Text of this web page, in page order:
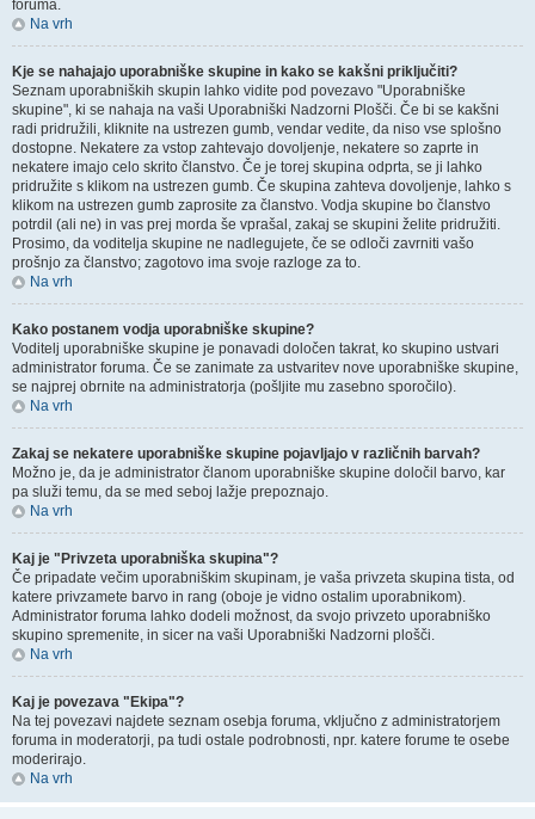
foruma.
Na vrh
Kje se nahajajo uporabniške skupine in kako se kakšni priključiti?
Seznam uporabniških skupin lahko vidite pod povezavo "Uporabniške
skupine", ki se nahaja na vaši Uporabniški Nadzorni Plošči. Če bi se kakšni
radi pridružili, kliknite na ustrezen gumb, vendar vedite, da niso vse splošno
dostopne. Nekatere za vstop zahtevajo dovoljenje, nekatere so zaprte in
nekatere imajo celo skrito članstvo. Če je torej skupina odprta, se ji lahko
pridružite s klikom na ustrezen gumb. Če skupina zahteva dovoljenje, lahko s
klikom na ustrezen gumb zaprosite za članstvo. Vodja skupine bo članstvo
potrdil (ali ne) in vas prej morda še vprašal, zakaj se skupini želite pridružiti.
Prosimo, da voditelja skupine ne nadlegujete, če se odloči zavrniti vašo
prošnjo za članstvo; zagotovo ima svoje razloge za to.
Na vrh
Kako postanem vodja uporabniške skupine?
Voditelj uporabniške skupine je ponavadi določen takrat, ko skupino ustvari
administrator foruma. Če se zanimate za ustvaritev nove uporabniške skupine,
se najprej obrnite na administratorja (pošljite mu zasebno sporočilo).
Na vrh
Zakaj se nekatere uporabniške skupine pojavljajo v različnih barvah?
Možno je, da je administrator članom uporabniške skupine določil barvo, kar
pa služi temu, da se med seboj lažje prepoznajo.
Na vrh
Kaj je "Privzeta uporabniška skupina"?
Če pripadate večim uporabniškim skupinam, je vaša privzeta skupina tista, od
katere privzamete barvo in rang (oboje je vidno ostalim uporabnikom).
Administrator foruma lahko dodeli možnost, da svojo privzeto uporabniško
skupino spremenite, in sicer na vaši Uporabniški Nadzorni plošči.
Na vrh
Kaj je povezava "Ekipa"?
Na tej povezavi najdete seznam osebja foruma, vključno z administratorjem
foruma in moderatorji, pa tudi ostale podrobnosti, npr. katere forume te osebe
moderirajo.
Na vrh